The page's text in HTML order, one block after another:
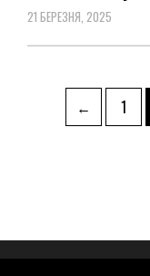
21 БЕРЕЗНЯ, 2025
Пагінація
записів
← Page
1